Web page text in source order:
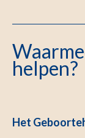
helpen?
Het